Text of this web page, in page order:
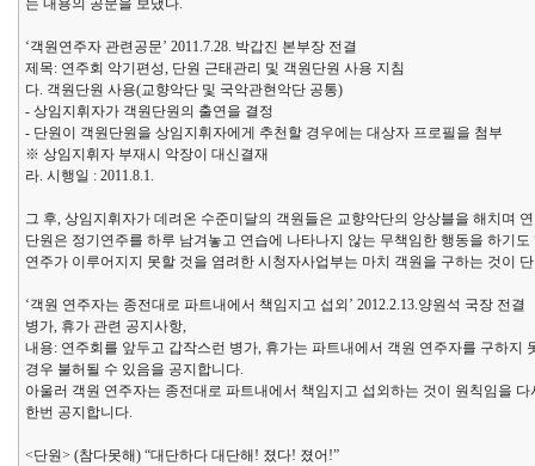
는 내용의 공문을 보냈다.
‘객원연주자 관련공문’ 2011.7.28. 박갑진 본부장 전결
제목: 연주회 악기편성, 단원 근태관리 및 객원단원 사용 지침
다. 객원단원 사용(교향악단 및 국악관현악단 공통)
- 상임지휘자가 객원단원의 출연을 결정
- 단원이 객원단원을 상임지휘자에게 추천할 경우에는 대상자 프로필을 첨부
※ 상임지휘자 부재시 악장이 대신결재
라. 시행일 : 2011.8.1.
그 후, 상임지휘자가 데려온 수준미달의 객원들은 교향악단의 앙상블을 해치며
단원은 정기연주를 하루 남겨놓고 연습에 나타나지 않는 무책임한 행동을 하기
연주가 이루어지지 못할 것을 염려한 시청자사업부는 마치 객원을 구하는 것이
‘객원 연주자는 종전대로 파트내에서 책임지고 섭외’ 2012.2.13.양원석 국장 전결
병가, 휴가 관련 공지사항,
내용: 연주회를 앞두고 갑작스런 병가, 휴가는 파트내에서 객원 연주자를 구하지
경우 불허될 수 있음을 공지합니다.
아울러 객원 연주자는 종전대로 파트내에서 책임지고 섭외하는 것이 원칙임을 다
한번 공지합니다.
<단원> (참다못해) “대단하다 대단해! 졌다! 졌어!”